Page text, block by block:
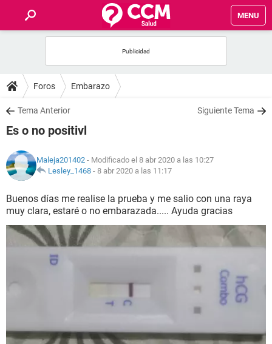
MENU
FOROS
SALUD
NUTRICIÓN
BIENESTAR
SEXUALIDAD
Foros Embarazo
Tema Anterior Siguiente Tema
Es o no positivl
Maleja201402 - Modificado el 8 abr 2020 a las 10:27
Lesley_1468 - 8 abr 2020 a las 11:17
Buenos días me realise la prueba y me salio con una raya
muy clara, estaré o no embarazada..... Ayuda gracias